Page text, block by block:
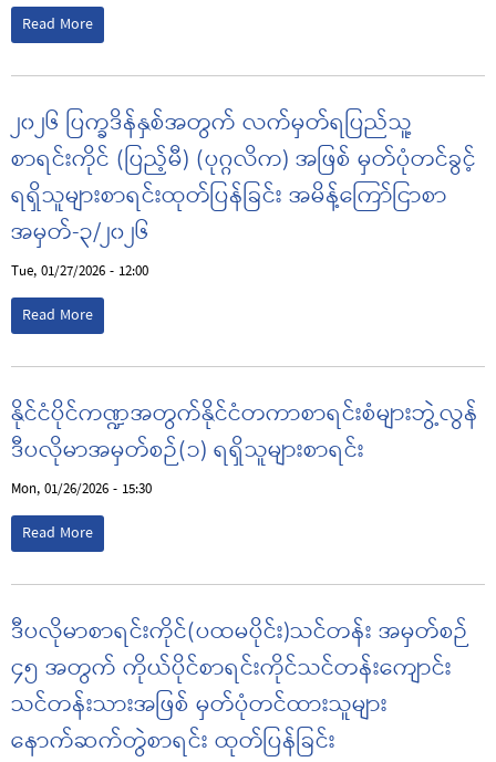
Read More
၂၀၂၆ ပြက္ခဒိန်နှစ်အတွက် လက်မှတ်ရပြည်သူ့
စာရင်းကိုင် (ပြည့်မီ) (ပုဂ္ဂလိက) အဖြစ် မှတ်ပုံတင်ခွင့်
ရရှိသူများစာရင်းထုတ်ပြန်ခြင်း အမိန့်ကြော်ငြာစာ
အမှတ်-၃/၂၀၂၆
Tue, 01/27/2026 - 12:00
Read More
နိုင်ငံပိုင်ကဏ္ဍအတွက်နိုင်ငံတကာစာရင်းစံများဘွဲ့လွန်
ဒီပလိုမာအမှတ်စဉ်(၁) ရရှိသူများစာရင်း
Mon, 01/26/2026 - 15:30
Read More
ဒီပလိုမာစာရင်းကိုင်(ပထမပိုင်း)သင်တန်း အမှတ်စဉ်
၄၅ အတွက် ကိုယ်ပိုင်စာရင်းကိုင်သင်တန်းကျောင်း
သင်တန်းသားအဖြစ် မှတ်ပုံတင်ထားသူများ
နောက်ဆက်တွဲစာရင်း ထုတ်ပြန်ခြင်း